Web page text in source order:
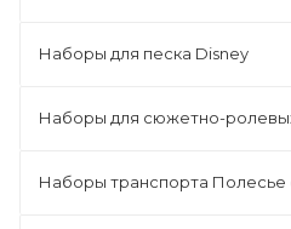
Наборы для песка Disney
Наборы для сюжетно-
Наборы транспорта Полесье